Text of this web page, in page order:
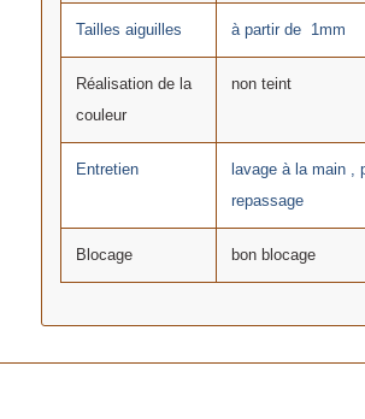
Tailles aiguilles à partir de 1mm
Réalisation de la
couleur
non teint
Entretien
lavage à la main ,
repassage
Blocage bon blocage